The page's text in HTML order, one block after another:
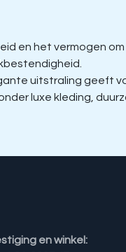
en het vermogen
uitstraling geeft
luxe kleding,
en winkel: